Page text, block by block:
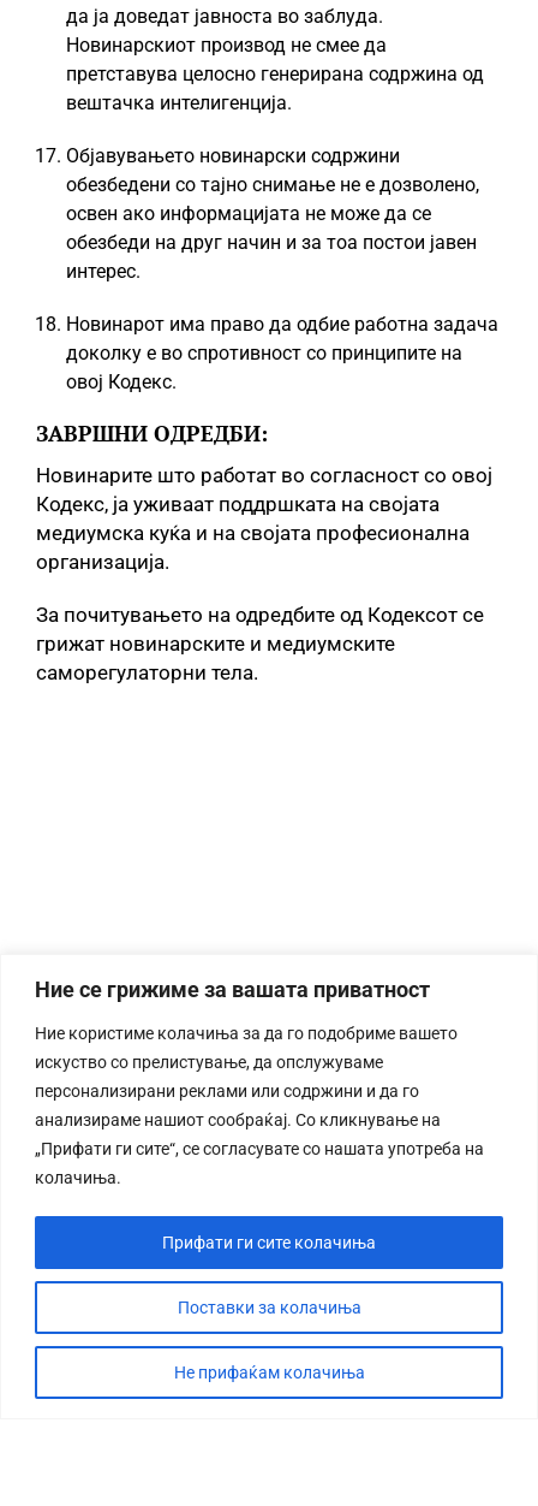
Ние се грижиме за вашата приватност
Ние користиме колачиња за да го подобриме вашето
искуство со прелистување, да опслужуваме
персонализирани реклами или содржини и да го
анализираме нашиот сообраќај. Со кликнување на
„Прифати ги сите“, се согласувате со нашата употреба на
колачиња.
Поставки за колачиња
Не прифаќам колачиња
Прифати ги сите колачиња
да ја доведат јавноста во заблуда.
Новинарскиот производ не смее да
претставува целосно генерирана содржина од
вештачка интелигенција.
Објавувањето новинарски содржини
обезбедени со тајно снимање не е дозволено,
освен ако информацијата не може да се
обезбеди на друг начин и за тоа постои јавен
интерес.
Новинарот има право да одбие работна задача
доколку е во спротивност со принципите на
овој Кодекс.
ЗАВРШНИ ОДРЕДБИ:
Новинарите што работат во согласност со овој
Кодекс, ја уживаат поддршката на својата
медиумска куќа и на својата професионална
организација.
За почитувањето на одредбите од Кодексот се
грижат новинарските и медиумските
саморегулаторни тела.
СТОРИЈА
ДЕБАТА